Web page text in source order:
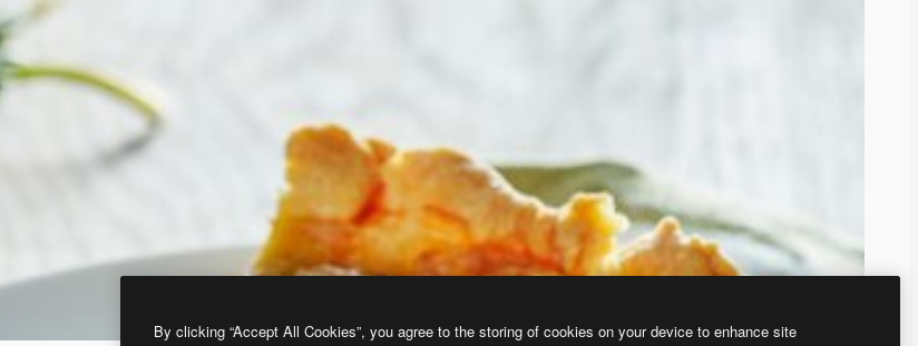
By clicking “Accept All Cookies”, you agree to the storing of cookies on your device to enhance site